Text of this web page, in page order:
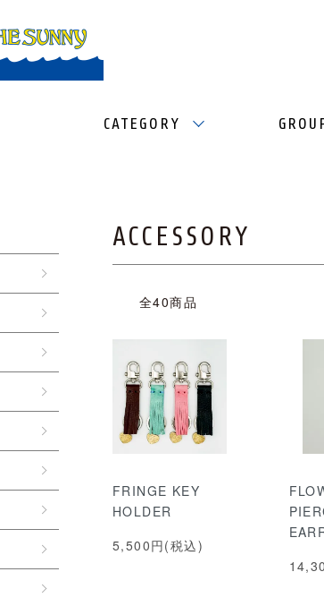
CATEGORY
ACCESSORY
全40商品
FRINGE KEY
HOLDER
5,500円(税込)